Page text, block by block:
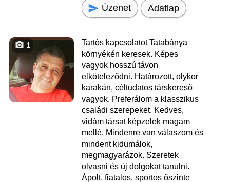
Üzenet Adatlap
1
Tartós kapcsolatot Tatabánya
környékén keresek. Képes
vagyok hosszú távon
elköteleződni. Határozott, olykor
karakán, céltudatos társkereső
vagyok. Preferálom a klasszikus
családi szerepeket. Kedves,
vidám társat képzelek magam
mellé. Mindenre van válaszom és
mindent kidumálok,
megmagyarázok. Szeretek
olvasni és új dolgokat tanulni.
Ápolt, fiatalos, sportos őszinte